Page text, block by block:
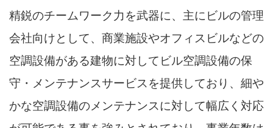
精鋭のチームワーク力を武器に、主にビルの管理
会社向けとして、商業施設やオフィスビルなどの
空調設備がある建物に対してビル空調設備の保
守・メンテナンスサービスを提供しており、細や
かな空調設備のメンテナンスに対して幅広く対応